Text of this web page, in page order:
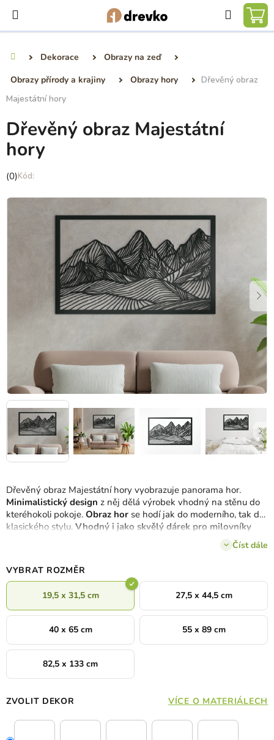
obsah
Hledat
Dekorace
Obrazy na zeď
Obrazy přírody a krajiny
Obrazy hory
Dřevěný obraz
Majestátní hory
Dřevěný obraz Majestátní hory vyobrazuje panorama hor.
Minimalistický design z něj dělá výrobek vhodný na stěnu do
kteréhokoli pokoje. Obraz hor se hodí jak do moderního, tak do
klasického stylu. Vhodný i jako skvělý dárek pro milovníky
Číst dále
VYBRAT ROZMĚR
19,5 x 31,5 cm 27,5 x 44,5 cm
40 x 65 cm 55 x 89 cm
82,5 x 133 cm
ZVOLIT DEKOR VÍCE O MATERIÁLECH
Dřevěný obraz Majestátní
hory
Průměrné
produktu
(0)